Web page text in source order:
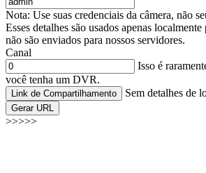
Nota: Use suas credenciais da câmera, não
Esses detalhes são usados apenas
não são enviados para nossos servidores.
Canal
Isso é
você tenha um DVR.
Link de Compartilhamento Sem detalhes de
Gerar URL
>>>>>